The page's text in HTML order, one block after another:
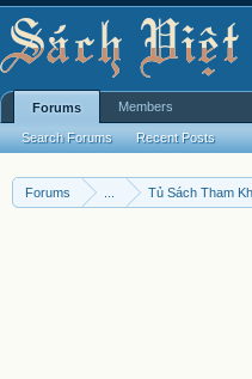
Forums Tủ Sách Tham
Forums
Search Forums Recent Posts
Members